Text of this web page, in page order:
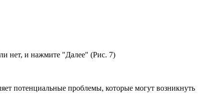
нет, и нажмите "Далее" (Рис. 7)
потенциальные проблемы, которые могут возникнуть